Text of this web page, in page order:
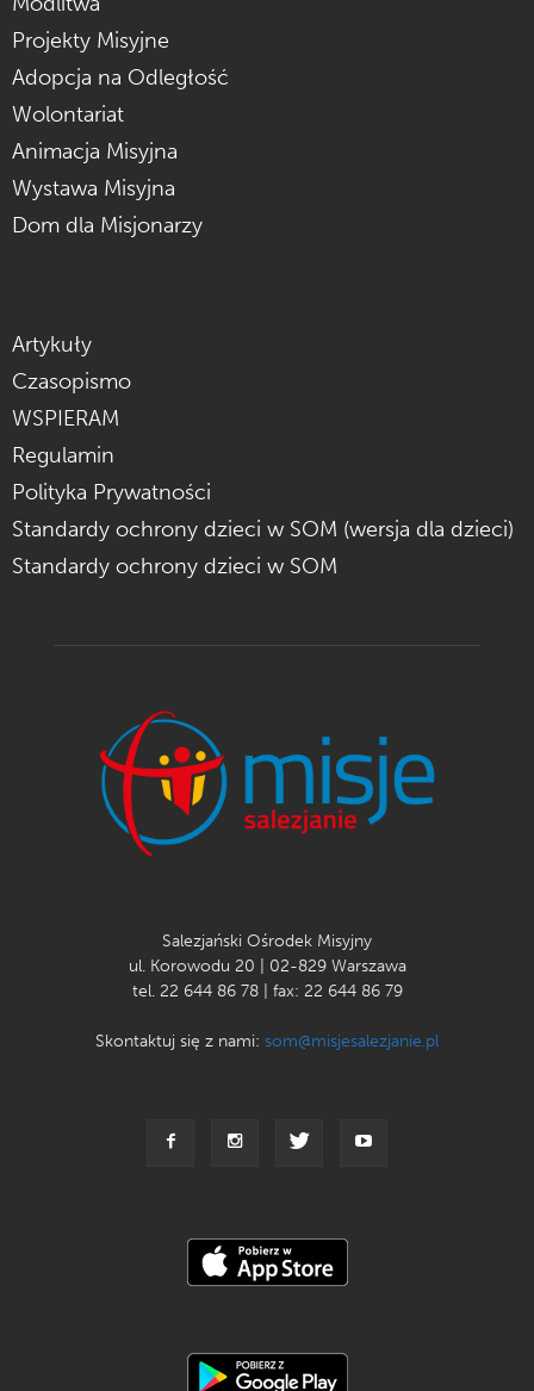
Projekty Misyjne
Adopcja na Odległość
Wolontariat
Animacja Misyjna
Wystawa Misyjna
Dom dla Misjonarzy
Artykuły
Czasopismo
WSPIERAM
Regulamin
Polityka Prywatności
Standardy ochrony dzieci w SOM (wersja dla dzieci)
Standardy ochrony dzieci w SOM
Salezjański Ośrodek Misyjny
ul. Korowodu 20 | 02-829 Warszawa
tel. 22 644 86 78 | fax: 22 644 86 79
Skontaktuj się z nami: som@misjesalezjanie.pl